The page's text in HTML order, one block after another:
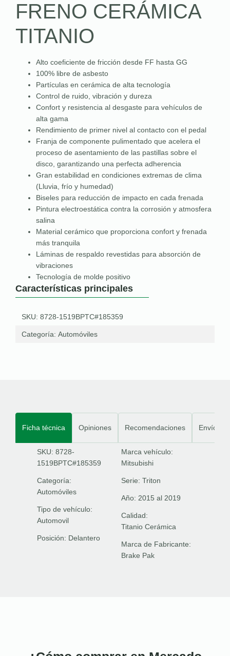
FRENO CERÁMICA
TITANIO
Alto coeficiente de fricción desde FF hasta GG
100% libre de asbesto
Partículas en cerámica de alta tecnología
Control de ruido, vibración y dureza
Confort y resistencia al desgaste para vehículos de
alta gama
Rendimiento de primer nivel al contacto con el pedal
Franja de componente pulimentado que acelera el
proceso de asentamiento de las pastillas sobre el
disco, garantizando una perfecta adherencia
Gran estabilidad en condiciones extremas de clima
(Lluvia, frío y humedad)
Biseles para reducción de impacto en cada frenada
Pintura electroestática contra la corrosión y atmosfera
salina
Material cerámico que proporciona confort y frenada
más tranquila
Láminas de respaldo revestidas para absorción de
vibraciones
Tecnología de molde positivo
Características principales
SKU: 8728-1519BPTC#185359
Categoría: Automóviles
Ficha técnica Opiniones Recomendaciones Envíos
SKU: 8728-
1519BPTC#185359
Categoría:
Automóviles
Tipo de vehículo:
Automovil
Posición: Delantero
Marca vehículo:
Mitsubishi
Serie: Triton
Año: 2015 al 2019
Calidad:
Titanio Cerámica
Marca de Fabricante:
Brake Pak